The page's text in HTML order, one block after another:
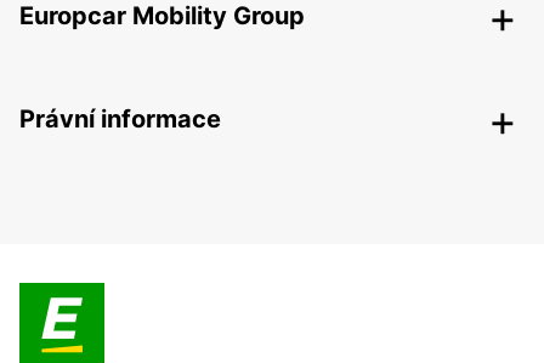
Europcar Mobility Group
Právní informace